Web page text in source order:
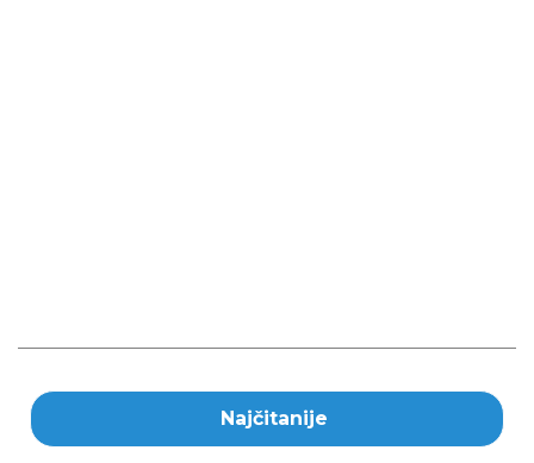
Najčitanije